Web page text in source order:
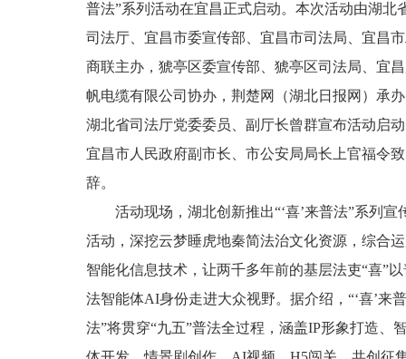
普法”系列活动在宜昌正式启动。本次活动由湖北
司法厅、宜昌市委宣传部、宜昌市司法局、宜昌
商联主办，猇亭区委宣传部、猇亭区司法局、宜
帆电缆有限公司协办，荆楚网（湖北日报网）承
湖北省司法厅党委委员、副厅长曾群宣布活动启
宜昌市人民政府副市长、市公安局局长上官福令致
辞。
活动现场，湖北创新推出“‘喜’来普法”系列宣
活动，深挖云梦睡虎地秦简法治文化资源，综合
智能化信息技术，让两千多年前的基层法吏“喜”
法智能体AI身份走进大众视野。据介绍，“‘喜’来普
法”将贯穿“九五”普法全过程，涵盖IP形象打造、